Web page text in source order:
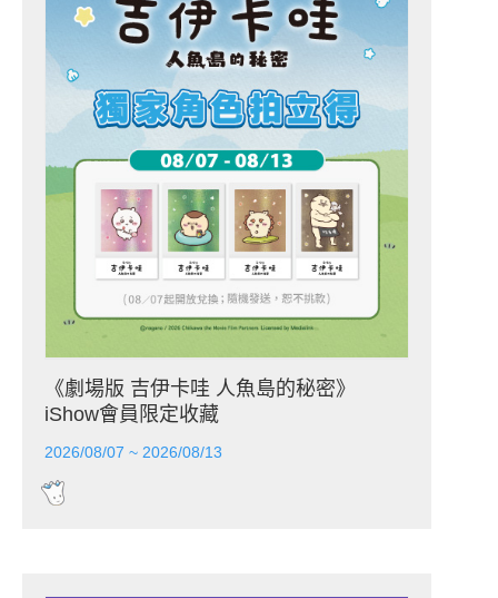
《劇場版 吉伊卡哇 人魚島的秘密》
iShow會員限定收藏
2026/08/07 ~ 2026/08/13